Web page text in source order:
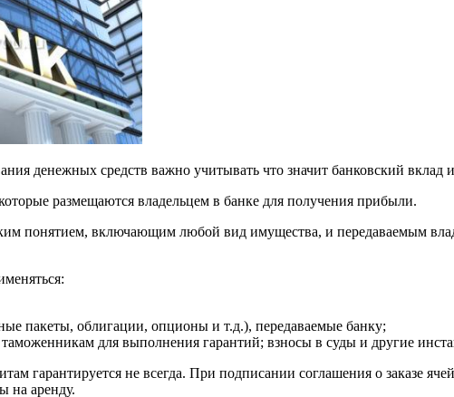
денежных средств важно учитывать что значит банковский вклад
размещаются владельцем в банке для получения прибыли.
понятием, включающим любой вид имущества, и передаваемым
пакеты, облигации, опционы и т.д.), передаваемые банку;
таможенникам для выполнения гарантий; взносы в суды и другие
гарантируется не всегда. При подписании соглашения о заказе
на аренду.